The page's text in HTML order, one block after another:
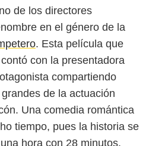
de los directores
en el género de la
. Esta película que
con la presentadora
compartiendo
de la actuación
Una comedia romántica
tiempo, pues la historia se
hora con 28 minutos.